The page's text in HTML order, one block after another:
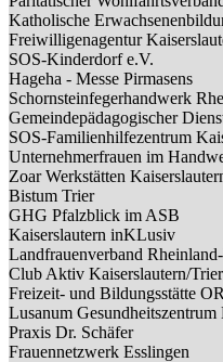
Katholische
Freiwilligenagentur
SOS-Kinderdorf e.V.
Hageha - Messe Pirmasens
Schornsteinfegerhandwerk
Gemeindepädagogischer
SOS-Familienhilfezentrum
Unternehmerfrauen im
Zoar Werkstätten
Bistum Trier
GHG Pfalzblick im ASB
Kaiserslautern inKLusiv
Landfrauenverband
Club Aktiv Kaiserslautern/Trier
Freizeit- und Bildungsstätte
Lusanum
Praxis Dr. Schäfer
Frauennetzwerk Esslingen